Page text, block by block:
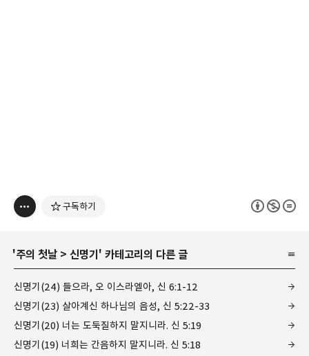
구독하기
'주의 첫날 > 신명기' 카테고리의 다른 글
신명기(24) 들으라, 오 이스라엘아, 신 6:1-12
신명기(23) 살아계신 하나님의 음성, 신 5:22-33
신명기(20) 너는 도둑질하지 말지니라. 신 5:19
신명기(19) 너희는 간음하지 말지니라. 신 5:18